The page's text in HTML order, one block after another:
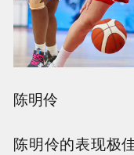
陈明伶
陈明伶的表现极